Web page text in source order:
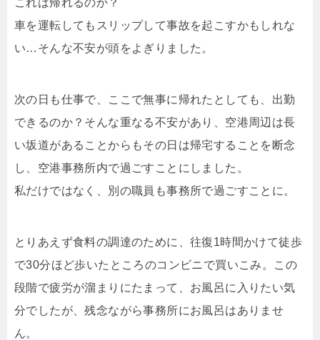
車を運転してもスリップして事故を起こすかもしれな
い…そんな不安が頭をよぎりました。
次の日も仕事で、ここで無事に帰れたとしても、出勤
できるのか？そんな重なる不安があり、空港周辺は長
い坂道があることからもその日は帰宅することを断念
し、空港事務所内で過ごすことにしました。
私だけではなく、別の職員も事務所で過ごすことに。
とりあえず食料の調達のために、往復1時間かけて徒歩
で30分ほど歩いたところのコンビニで買いこみ。この
段階で疲労が溜まりにたまって、お風呂に入りたい気
分でしたが、残念ながら事務所にお風呂はありませ
ん。